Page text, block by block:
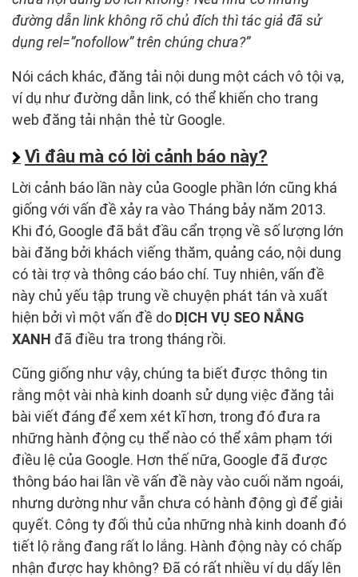
đường dẫn link không rõ chủ đích thì tác giả đã sử
dụngrel=”nofollow”trên chúng chưa?”
Nói cách khác, đăng tải nội dung một cách vô tội vạ,
ví dụ như đường dẫn link, có thể khiến cho trang
web đăng tải nhận thẻ từ Google.
Vì đâu mà có lời cảnh báo này?
Lời cảnh báo lần này của Google phần lớn cũng khá
giống với vấn đề xảy ra vào Tháng bảy năm 2013.
Khi đó, Google đã bắt đầu cẩn trọng về số lượng lớn
bài đăng bởi khách viếng thăm, quảng cáo, nội dung
có tài trợ và thông cáo báo chí. Tuy nhiên, vấn đề
này chủ yếu tập trung về chuyện phát tán và xuất
hiện bởi vì một vấn đề do DỊCH VỤ SEO NẮNG
XANH đã điều tra trong tháng rồi.
Cũng giống như vậy, chúng ta biết được thông tin
rằng một vài nhà kinh doanh sử dụng việc đăng tải
bài viết đáng để xem xét kĩ hơn, trong đó đưa ra
những hành động cụ thể nào có thể xâm phạm tới
điều lệ của Google. Hơn thế nữa, Google đã được
thông báo hai lần về vấn đề này vào cuối năm ngoái,
nhưng dường như vẫn chưa có hành động gì để giải
quyết. Công ty đối thủ của những nhà kinh doanh đó
tiết lộ rằng đang rất lo lắng. Hành động này có chấp
nhận được hay không? Đã có rất nhiều ví dụ dấy lên